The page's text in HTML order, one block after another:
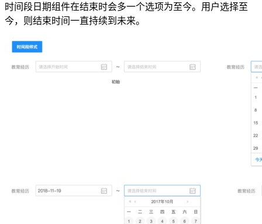
时间段日期组件在结束时会多一个选项为至今。用户选择至
今，则结束时间一直持续到未来。